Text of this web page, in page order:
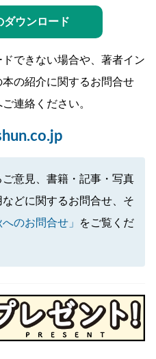
ダウンロード
できない場合や、著者イン
の紹介に関するお問合せ
連絡ください。
意見、書籍・記事・写真
どに関するお問合せ、そ
へのお問合せ」
をご覧くだ